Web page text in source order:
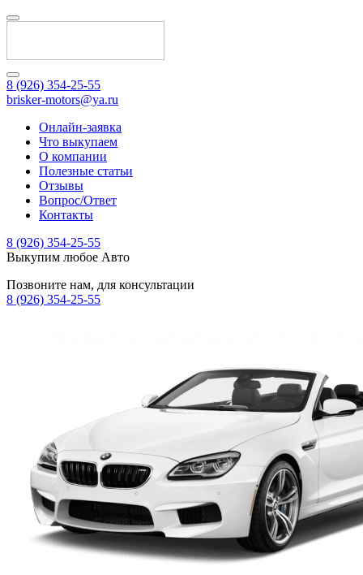
8 (926) 354-25-55
brisker-motors@ya.ru
Онлайн-заявка
Что выкупаем
О компании
Полезные статьи
Отзывы
Вопрос/Ответ
Контакты
8 (926) 354-25-55
Выкупим любое Авто
Позвоните нам, для консультации
8 (926) 354-25-55